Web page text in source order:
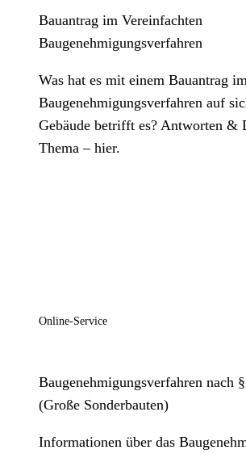
Bauantrag im Vereinfachten
Baugenehmigungsverfahren
Was hat es mit einem Bauantrag
Baugenehmigungsverfahren auf
Gebäude betrifft es? Antworten &
Thema – hier.
Online-Service
Baugenehmigungsverfahren nach
(Große Sonderbauten)
Informationen über das